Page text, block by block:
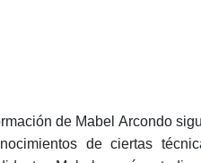
de Mabel Arcondo
de ciertas